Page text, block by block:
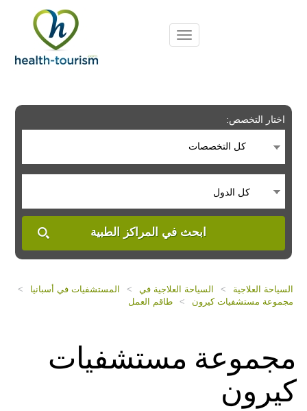
includes
system.
اختار التخصص:
كل التخصصات
كل الدول
ابحث في المراكز الطبية
السياحة العلاجية > السياحة العلاجية في > المستشفيات في أسبانيا
>
مجموعة مستشفيات كيرون
> طاقم العمل
مجموعة مستشفيات
كيرون